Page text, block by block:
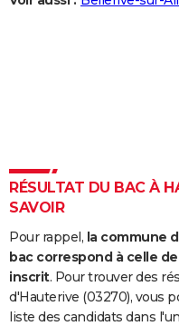
DICTIONNAIRE
Dictionnaire
Biographies
Citations
Expressions
Proverbes
PROGRAMME TV
COPAINS D'AVANT
S'inscrire
Se connecter
Lycées
Collèges
Primaires
Universités
Entreprises
Service militaire
Avis de recherche
AVIS DE DÉCÈS
FORUM
RÉSULTAT DU BAC À
SAVOIR
Pour rappel, la commune
bac correspond à celle
inscrit. Pour trouver des
d'Hauterive (03270), vous
liste des candidats dans